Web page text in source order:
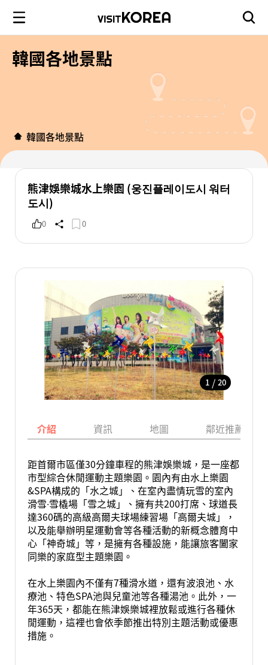
韓國各地景點
韓國各地景點
熊津娛樂城水上樂園 (웅진플레이도시 워터
도시)
0 0
1 / 20
介紹 資訊 地圖 鄰近推薦景點
距首爾市區僅30分鐘車程的熊津娛樂城，是一座都
市型綜合休閒運動主題樂園。園內有由水上樂園
&SPA構成的「水之城」、在室內盡情玩雪的室內
滑雪∙雪橇場「雪之城」、擁有共200打席、球道長
達360碼的高級高爾夫球場練習場「高爾夫城」，
以及能舉辦明星運動會等各種活動的新概念體育中
心「神奇城」等，是擁有各種設施，能讓旅客闔家
同樂的家庭型主題樂園。
在水上樂園內不僅有7種滑水道，還有波浪池、水
療池、特色SPA池與兒童池等各種湯池。此外，一
年365天，都能在熊津娛樂城裡放鬆或進行各種休
閒運動，這裡也會依季節推出特別主題活動或優惠
措施。